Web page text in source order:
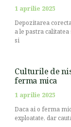
1 aprilie 2025
Depozitarea
a le pastra
si
Culturile de
ferma mica
1 aprilie 2025
Daca ai o ferma
exploatate, dar